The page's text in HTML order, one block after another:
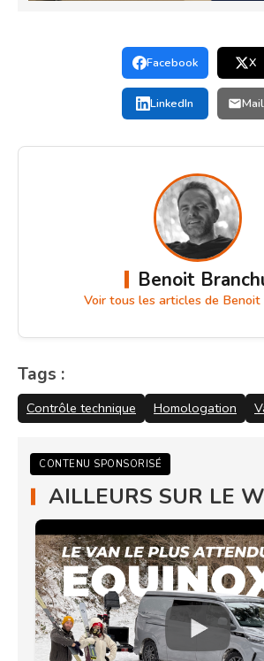
Facebook X
LinkedIn Mail
Benoit
Voir tous les articles de Benoit
Tags :
Contrôle technique Homologation
CONTENU SPONSORISÉ
AILLEURS SUR LE